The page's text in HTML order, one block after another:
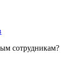
сотрудникам?